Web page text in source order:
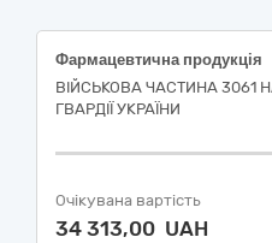
Фармацевтична продукція
ВІЙСЬКОВА ЧАСТИНА 3061
ГВАРДІЇ УКРАЇНИ
Очікувана вартість
34 313,00 UAH